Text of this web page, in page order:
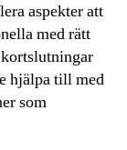
aspekter att
med rätt
hjälpa till med
som